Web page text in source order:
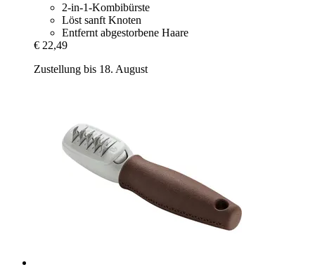
2-in-1-Kombibürste
Löst sanft Knoten
Entfernt abgestorbene Haare
€ 22,49
Zustellung bis 18. August